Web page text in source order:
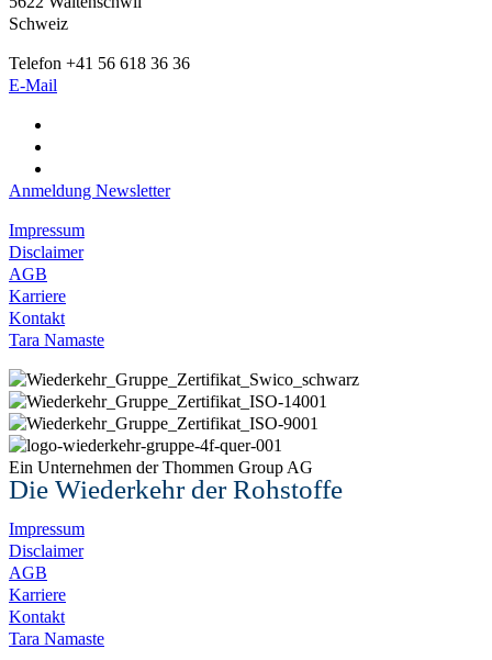
Schweiz
Telefon +41 56 618 36 36
E-Mail
Anmeldung Newsletter
Impressum
Disclaimer
AGB
Karriere
Kontakt
Tara Namaste
Ein Unternehmen der Thommen Group AG
Die Wiederkehr der Rohstoffe
Impressum
Disclaimer
AGB
Karriere
Kontakt
Tara Namaste